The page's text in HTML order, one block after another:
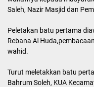
Saleh, Nazir Masjid dan
Peletakan batu pertama
Rebana Al
wahid.
Turut meletakkan batu
Bahrum Soleh, KUA